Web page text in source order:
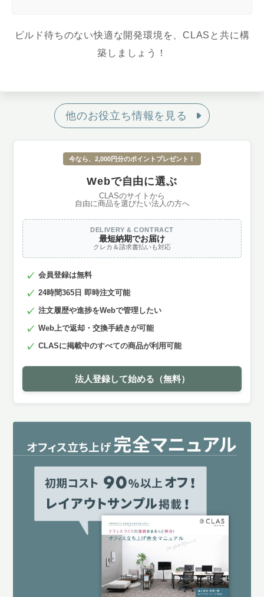
ビルド待ちのない快適な開発環境を、CLASと共に構
築しましょう！
他のお役立ち情報を見る
今なら、2,000円分のポイントプレゼント！
Webで自由に選ぶ
CLASのサイトから
自由に商品を選びたい法人の方へ
DELIVERY & CONTRACT
最短納期でお届け
クレカ＆請求書払いも対応
会員登録は無料
24時間365日 即時注文可能
注文履歴や進捗をWebで管理したい
Web上で返却・交換手続きが可能
CLASに掲載中のすべての商品が利用可能
法人登録して始める（無料）